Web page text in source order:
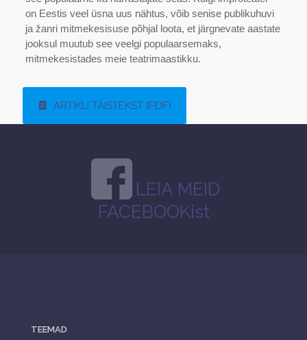
on Eestis veel üsna uus nähtus, võib senise publikuhuvi
ja žanri mitmekesisuse põhjal loota, et järgnevate aastate
jooksul muutub see veelgi populaarsemaks,
mitmekesistades meie teatrimaastikku.
ARTIKLI TÄISTEKST (PDF)
LEIA MEID
FACEBOOKist
TEEMAD